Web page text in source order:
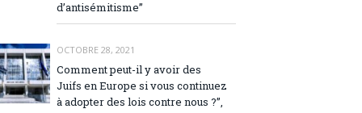
d’antisémitisme”
OCTOBRE 28, 2021
Comment peut-il y avoir des
Juifs en Europe si vous continuez
à adopter des lois contre nous ?”,